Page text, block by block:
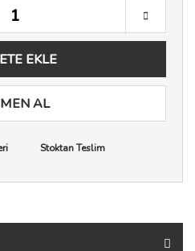
EKLE
AL
Stoktan Teslim